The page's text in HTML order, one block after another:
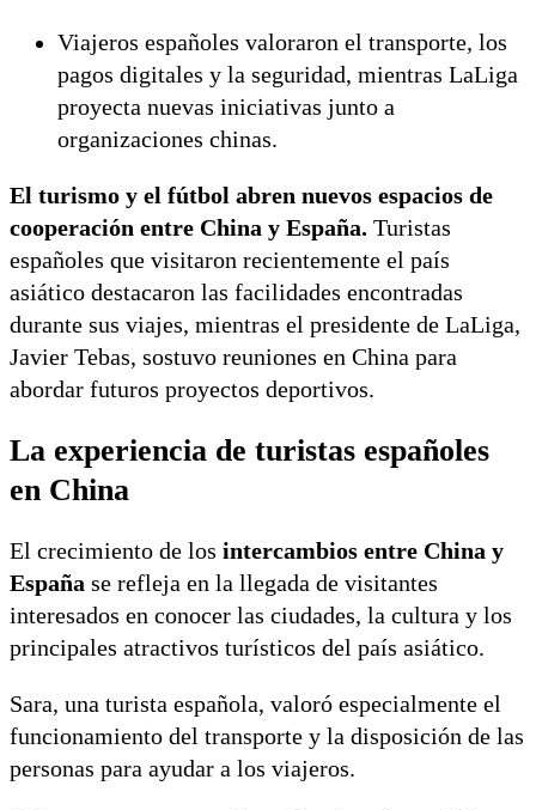
Viajeros españoles valoraron el transporte, los
pagos digitales y la seguridad, mientras LaLiga
proyecta nuevas iniciativas junto a
organizaciones chinas.
El turismo y el fútbol abren nuevos espacios de
cooperación entre China y España. Turistas
españoles que visitaron recientemente el país
asiático destacaron las facilidades encontradas
durante sus viajes, mientras el presidente de LaLiga,
Javier Tebas, sostuvo reuniones en China para
abordar futuros proyectos deportivos.
La experiencia de turistas españoles
en China
El crecimiento de los intercambios entre China y
España se refleja en la llegada de visitantes
interesados en conocer las ciudades, la cultura y los
principales atractivos turísticos del país asiático.
Sara, una turista española, valoró especialmente el
funcionamiento del transporte y la disposición de las
personas para ayudar a los viajeros.